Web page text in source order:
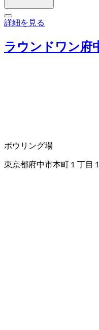
詳細を見る
ラウンドワン府
ボウリング場
東京都府中市本町１丁目